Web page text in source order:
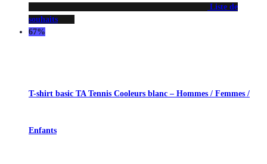
Liste de
souhaits
67%
T-shirt basic TA Tennis Cooleurs blanc – Hommes / Femmes /
Enfants